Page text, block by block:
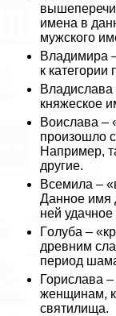
имена в
мужского
Владимира
к
княжеское
Воислава –
произошло
Например,
другие.
Всемила –
Данное имя
ней
Гoлyба –
древним
период
Горислава
женщинам,
святилища.